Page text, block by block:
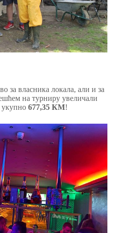
за власника локала, али и за
на турниру увеличали
укупно 677,35 КМ!